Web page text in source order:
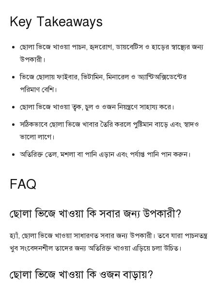
Key Takeaways
ছোলা ভিজে খাওয়া পাচন, হৃদরোগ, ডায়বেটিস ও হাড়ের স্বাস্থ্যের জন্য
উপকারী।
ভিজে ছোলায় ফাইবার, ভিটামিন, মিনারেল ও অ্যান্টিঅক্সিডেন্টের
পরিমাণ বেশি।
ছোলা ভিজে খাওয়া ত্বক, চুল ও ওজন নিয়ন্ত্রণে সাহায্য করে।
সঠিকভাবে ছোলা ভিজে খাবার তৈরি করলে পুষ্টিমান বাড়ে এবং স্বাদও
ভালো লাগে।
অতিরিক্ত তেল, মশলা বা পানি এড়ান এবং পর্যাপ্ত পানি পান করুন।
FAQ
ছোলা ভিজে খাওয়া কি সবার জন্য উপকারী?
হ্যাঁ, ছোলা ভিজে খাওয়া সাধারণত সবার জন্য উপকারী। তবে যারা পাচনতন্ত্র
খুব সংবেদনশীল তাদের জন্য অতিরিক্ত খাওয়া এড়িয়ে চলা উচিত।
ছোলা ভিজে খাওয়া কি ওজন বাড়ায়?